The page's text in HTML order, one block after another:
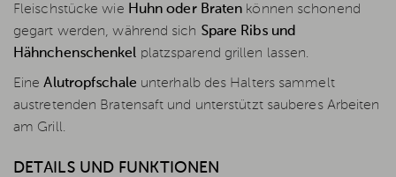
Fleischstücke wie Huhn oder Braten können schonend
gegart werden, während sich Spare Ribs und
Hähnchenschenkel platzsparend grillen lassen.
EineAlutropfschale unterhalb des Halters sammelt
austretenden Bratensaft und unterstützt sauberes Arbeiten
am Grill.
DETAILS UND FUNKTIONEN